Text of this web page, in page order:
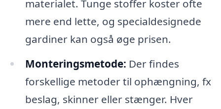
materialet. Tunge stoffer koster ofte
mere end lette, og specialdesignede
gardiner kan også øge prisen.
Monteringsmetode: Der findes
forskellige metoder til ophængning, fx
beslag, skinner eller stænger. Hver